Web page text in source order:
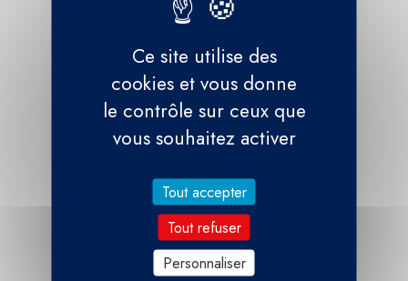
Couverture régionale PACA et Sud-Est
Contacts :
52 Traverse de la Bastidonne​
13400 AUBAGNE
Ce site utilise des
cookies et vous donne
le contrôle sur ceux que
vous souhaitez activer
Tout accepter
Tout refuser
Personnaliser